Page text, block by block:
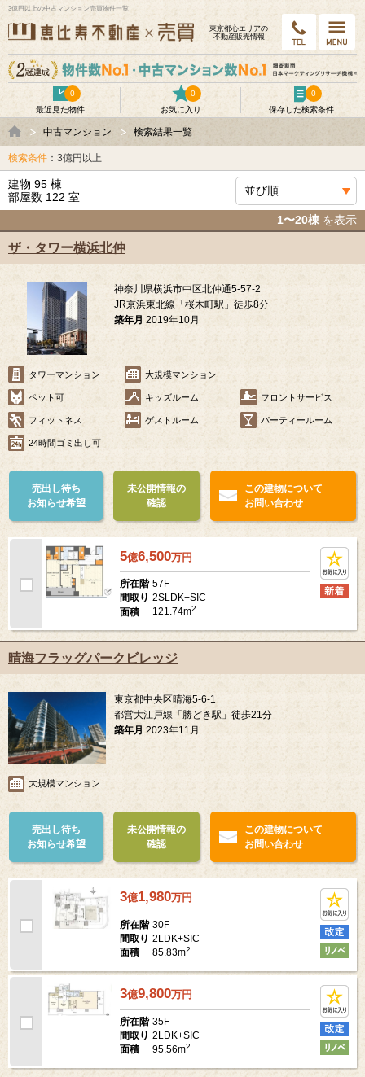
3億円以上の中古マンション売買物件一覧
東京都⼼エリアの
不動産販売情報
最近見た物件
0
お気に入り
0
保存した検索条件
0
中古マンション 検索結果一覧
検索条件 ：3億円以上
建物 95 棟
部屋数 122 室
1〜20棟 を表示
ザ・タワー横浜北仲
神奈川県横浜市中区北仲通5-57-2
JR京浜東北線「桜木町駅」徒歩8分
築年月 2019年10月
タワーマンション 大規模マンション
ペット可 キッズルーム フロントサービス
フィットネス ゲストルーム パーティールーム
24時間ゴミ出し可
売出し待ち
お知らせ希望
未公開情報の
確認
この建物について
お問い合わせ
5億6,500万円
所在階 57F
間取り 2SLDK+SIC
面積
121.74m2
晴海フラッグパークビレッジ
東京都中央区晴海5-6-1
都営大江戸線「勝どき駅」徒歩21分
築年月 2023年11月
大規模マンション
売出し待ち
お知らせ希望
未公開情報の
確認
この建物について
お問い合わせ
3億1,980万円
所在階 30F
間取り 2LDK+SIC
面積
85.83m2
3億9,800万円
所在階 35F
間取り 2LDK+SIC
面積
95.56m2